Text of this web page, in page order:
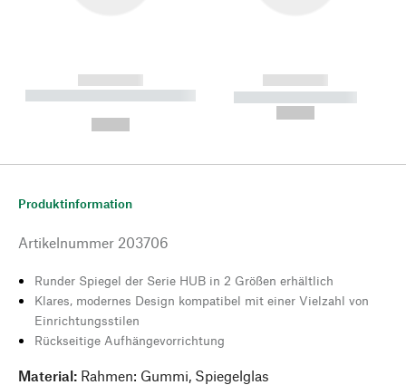
------------
----------- ----------- --------
------------
----------- -----------
Produktinformation
Artikelnummer 203706
Runder Spiegel der Serie HUB in 2 Größen erhältlich
Klares, modernes Design kompatibel mit einer Vielzahl von
Einrichtungsstilen
Rückseitige Aufhängevorrichtung
Material: Rahmen: Gummi, Spiegelglas